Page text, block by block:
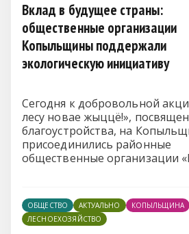
Вклад в будущее страны:
общественные организации
Копыльщины поддержали
экологическую инициативу
Сегодня к добровольной
лесу новае жыццё!»,
благоустройства, на
присоединились районные
общественные организации
ОБЩЕСТВО АКТУАЛЬНО
КОПЫЛЬЩИНА
ЛЕСНОЕХОЗЯЙСТВО